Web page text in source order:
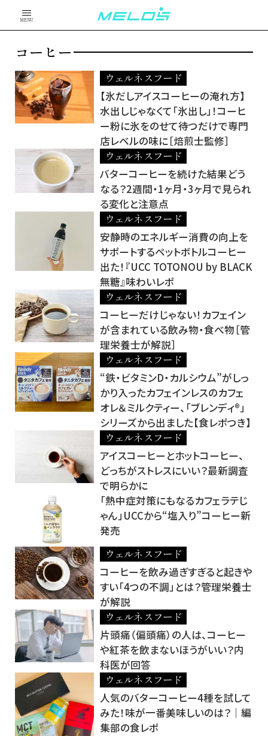
MENU
コーヒー
ウェルネスフード
【氷だしアイスコーヒーの淹れ方】
水出しじゃなくて「氷出し」！コーヒ
ー粉に氷をのせて待つだけで専門
店レベルの味に［焙煎士監修］
ウェルネスフード
バターコーヒーを続けた結果どう
なる？2週間・1ヶ月・3ヶ月で見られ
る変化と注意点
ウェルネスフード
安静時のエネルギー消費の向上を
サポートするペットボトルコーヒー
出た！『UCC TOTONOU by BLACK
無糖』味わいレポ
ウェルネスフード
コーヒーだけじゃない！カフェイン
が含まれている飲み物・食べ物［管
理栄養士が解説］
ウェルネスフード
“鉄・ビタミンD・カルシウム”がしっ
かり入ったカフェインレスのカフェ
オレ＆ミルクティー、「ブレンディ®」
シリーズから出ました【食レポつき】
ウェルネスフード
アイスコーヒーとホットコーヒー、
どっちがストレスにいい？最新調査
で明らかに
「熱中症対策にもなるカフェラテじ
ゃん」UCCから“塩入り”コーヒー新
発売
ウェルネスフード
コーヒーを飲み過ぎすぎると起きや
すい「4つの不調」とは？管理栄養士
が解説
ウェルネスフード
片頭痛（偏頭痛）の人は、コーヒー
や紅茶を飲まないほうがいい？内
科医が回答
ウェルネスフード
人気のバターコーヒー4種を試して
みた！味が一番美味しいのは？｜編
集部の食レポ